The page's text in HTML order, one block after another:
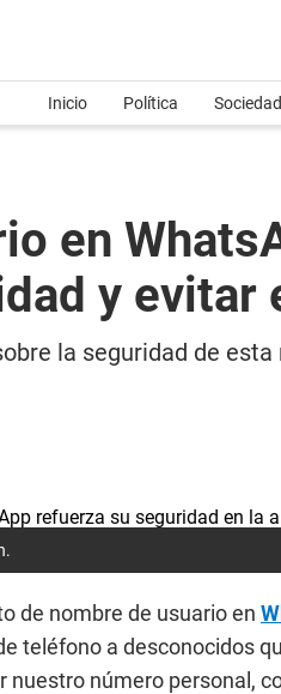
Inicio Política Sociedad
en
y evitar
la seguridad de
de nombre de usuario en
teléfono a desconocidos
nuestro número personal,